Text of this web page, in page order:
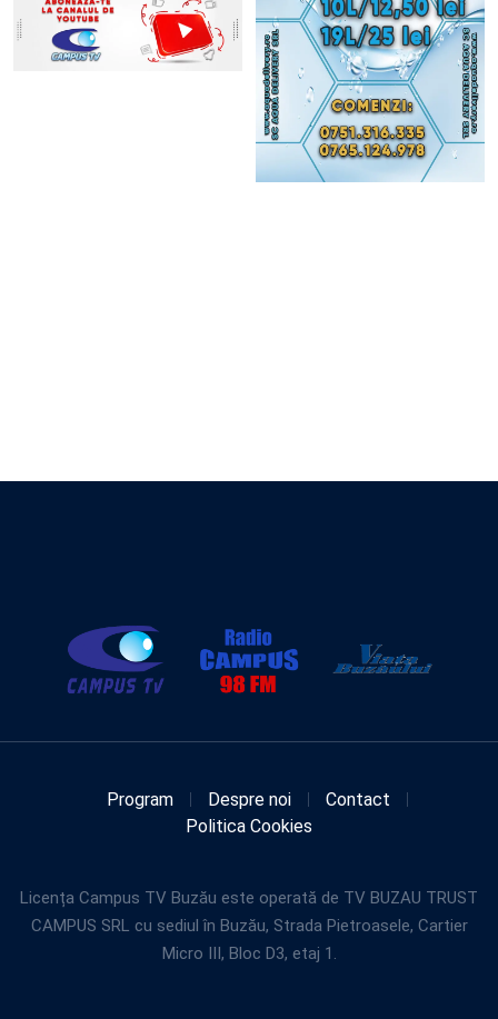
Program Despre noi
Contact
Politica Cookies
Licența Campus TV Buzău este operată de TV BUZAU TRUST
CAMPUS SRL cu sediul în Buzău, Strada Pietroasele, Cartier
Micro III, Bloc D3, etaj 1.